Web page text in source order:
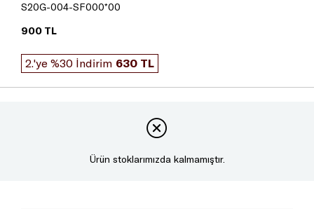
S20G-004-SF000*00
900 TL
2.'ye %30 İndirim 630 TL
Ürün stoklarımızda kalmamıştır.